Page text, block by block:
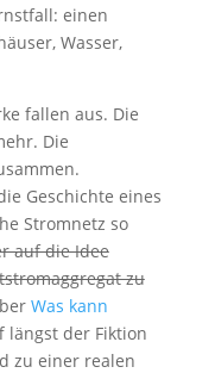
einen
Wasser,
fallen aus. Die
Die
Geschichte eines
Stromnetz so
auf die Idee
zu
Was kann
längst der Fiktion
zu einer realen